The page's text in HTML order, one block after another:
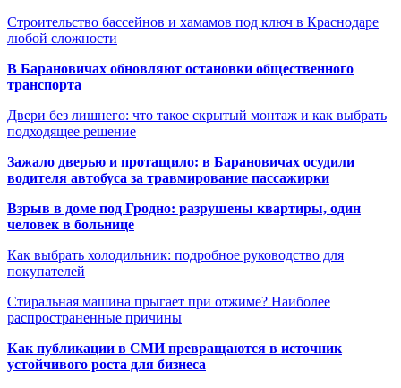
Строительство бассейнов и хамамов под ключ в Краснодаре
любой сложности
В Барановичах обновляют остановки общественного
транспорта
Двери без лишнего: что такое скрытый монтаж и как выбрать
подходящее решение
Зажало дверью и протащило: в Барановичах осудили
водителя автобуса за травмирование пассажирки
Взрыв в доме под Гродно: разрушены квартиры, один
человек в больнице
Как выбрать холодильник: подробное руководство для
покупателей
Стиральная машина прыгает при отжиме? Наиболее
распространенные причины
Как публикации в СМИ превращаются в источник
устойчивого роста для бизнеса